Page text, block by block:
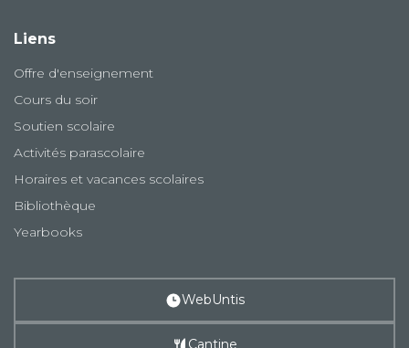
Liens
Offre d'enseignement
Cours du soir
Soutien scolaire
Activités parascolaire
Horaires et vacances scolaires
Bibliothèque
Yearbooks
WebUntis
Cantine